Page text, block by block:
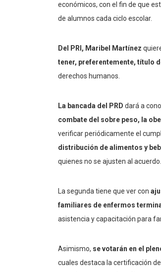
económicos, con el fin de que
de alumnos cada ciclo escolar.
Del PRI, Maribel Martínez
tener, preferentemente, título
derechos humanos.
La bancada del PRD dará a
combate del sobre peso, la
verificar periódicamente el
distribución de alimentos y
quienes no se ajusten al acuerdo.
La segunda tiene que ver con
familiares de enfermos
asistencia y capacitación para
Asimismo, se votarán en el
cuales destaca la certificación